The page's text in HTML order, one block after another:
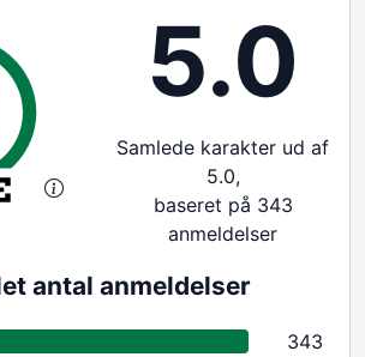
5.0
Samlede karakter ud af
5.0,
baseret på 343
anmeldelser
antal anmeldelser
343